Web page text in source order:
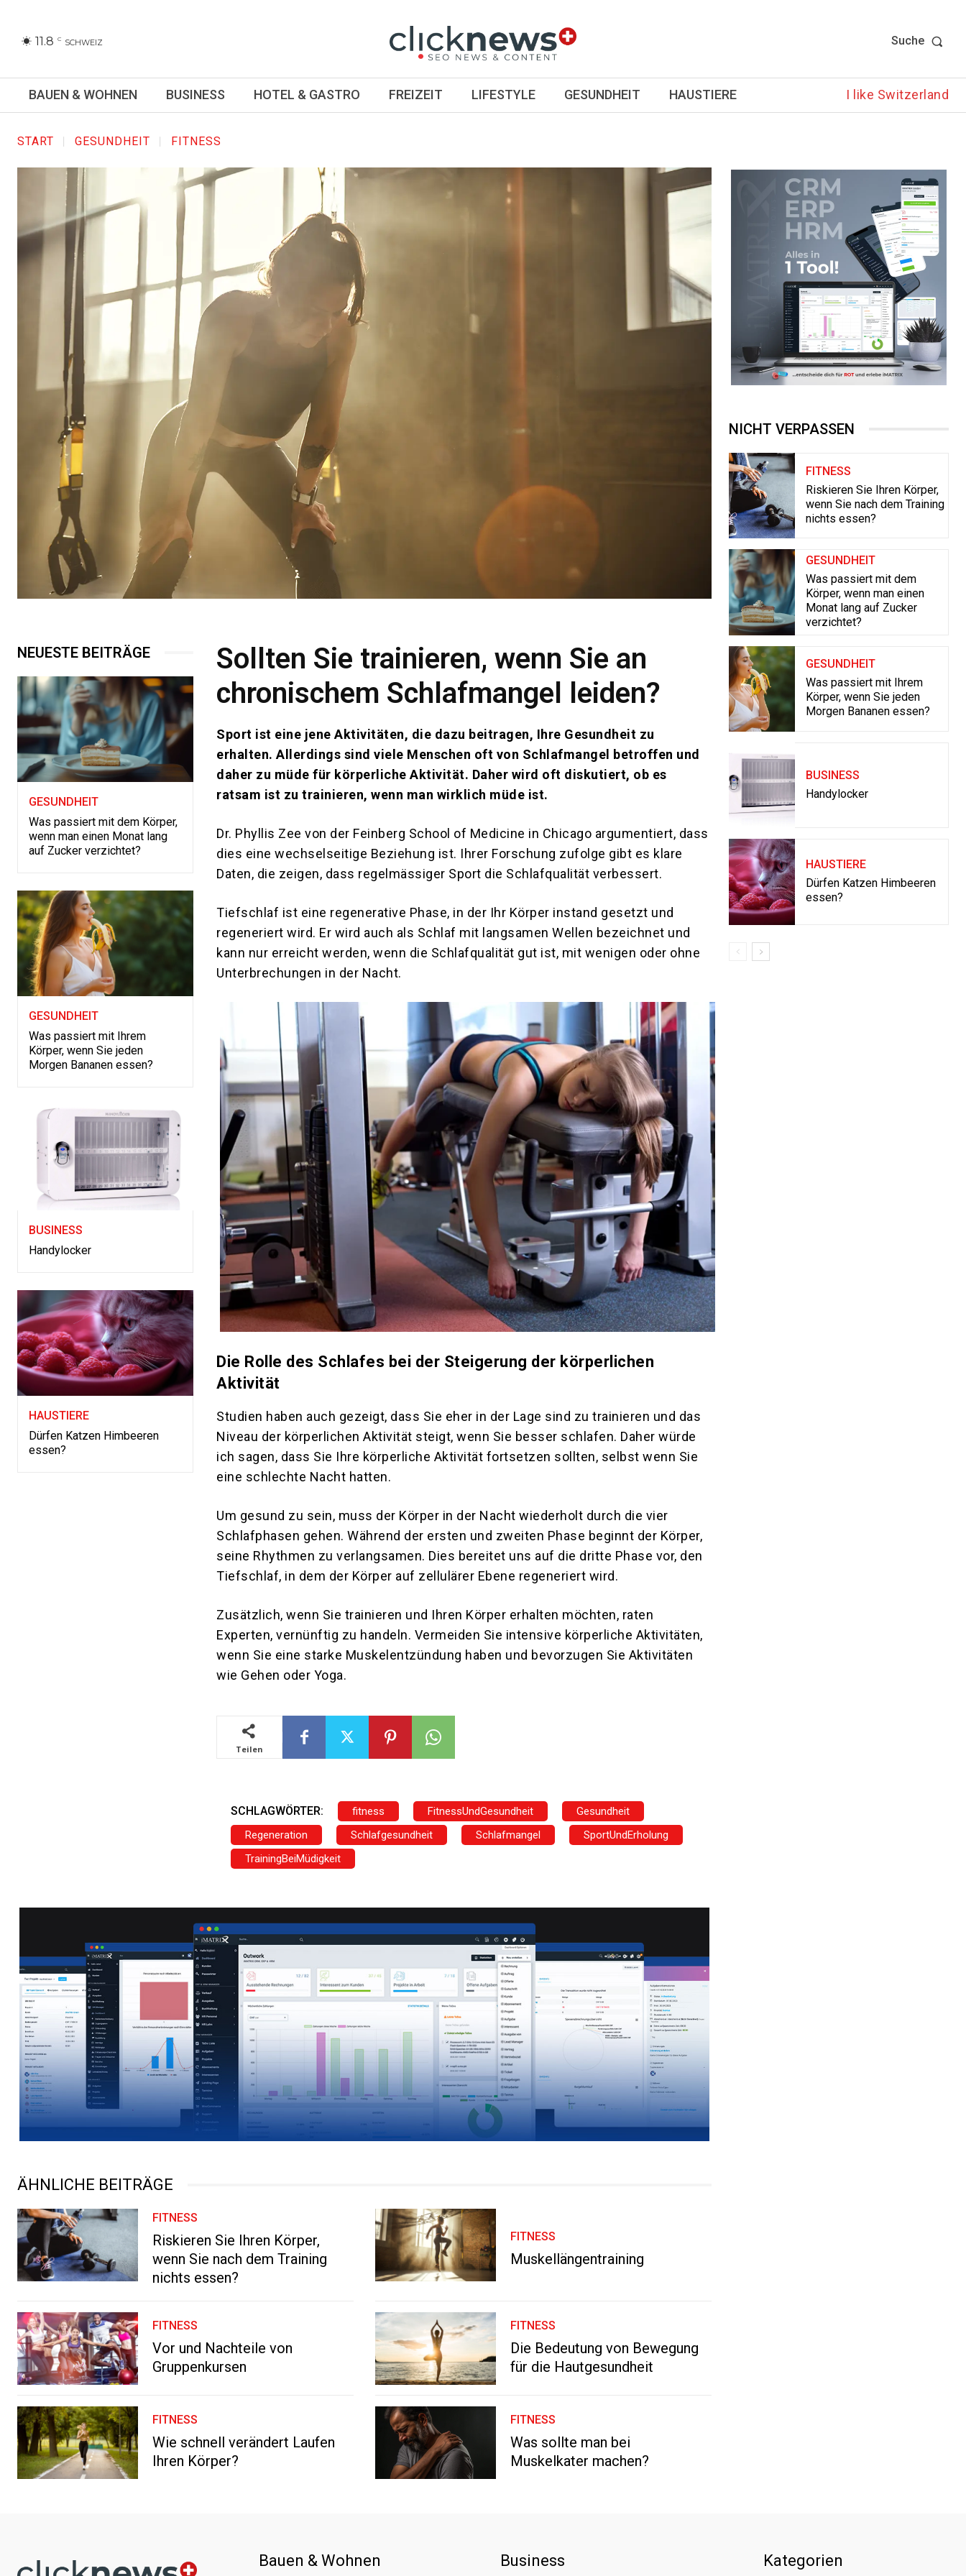
11.8 C SCHWEIZ Suche
BAUEN & WOHNEN BUSINESS HOTEL & GASTRO FREIZEIT LIFESTYLE GESUNDHEIT HAUSTIERE I like Switzerland
START GESUNDHEIT FITNESS
NEUESTE BEITRÄGE
GESUNDHEIT
Was passiert mit dem Körper,
wenn man einen Monat lang
auf Zucker verzichtet?
GESUNDHEIT
Was passiert mit Ihrem
Körper, wenn Sie jeden
Morgen Bananen essen?
BUSINESS
Handylocker
HAUSTIERE
Dürfen Katzen Himbeeren
essen?
Sollten Sie trainieren, wenn Sie an
chronischem Schlafmangel leiden?
Sport ist eine jene Aktivitäten, die dazu beitragen, Ihre Gesundheit zu
erhalten. Allerdings sind viele Menschen oft von Schlafmangel betroffen und
daher zu müde für körperliche Aktivität. Daher wird oft diskutiert, ob es
ratsam ist zu trainieren, wenn man wirklich müde ist.
Dr. Phyllis Zee von der Feinberg School of Medicine in Chicago argumentiert, dass
dies eine wechselseitige Beziehung ist. Ihrer Forschung zufolge gibt es klare
Daten, die zeigen, dass regelmässiger Sport die Schlafqualität verbessert.
Tiefschlaf ist eine regenerative Phase, in der Ihr Körper instand gesetzt und
regeneriert wird. Er wird auch als Schlaf mit langsamen Wellen bezeichnet und
kann nur erreicht werden, wenn die Schlafqualität gut ist, mit wenigen oder ohne
Unterbrechungen in der Nacht.
Die Rolle des Schlafes bei der Steigerung der körperlichen
Aktivität
Studien haben auch gezeigt, dass Sie eher in der Lage sind zu trainieren und das
Niveau der körperlichen Aktivität steigt, wenn Sie besser schlafen. Daher würde
ich sagen, dass Sie Ihre körperliche Aktivität fortsetzen sollten, selbst wenn Sie
eine schlechte Nacht hatten.
Um gesund zu sein, muss der Körper in der Nacht wiederholt durch die vier
Schlafphasen gehen. Während der ersten und zweiten Phase beginnt der Körper,
seine Rhythmen zu verlangsamen. Dies bereitet uns auf die dritte Phase vor, den
Tiefschlaf, in dem der Körper auf zellulärer Ebene regeneriert wird.
Zusätzlich, wenn Sie trainieren und Ihren Körper erhalten möchten, raten
Experten, vernünftig zu handeln. Vermeiden Sie intensive körperliche Aktivitäten,
wenn Sie eine starke Muskelentzündung haben und bevorzugen Sie Aktivitäten
wie Gehen oder Yoga.
Teilen
SCHLAGWÖRTER: fitness FitnessUndGesundheit
Gesundheit
Regeneration
Schlafgesundheit Schlafmangel
SportUndErholung
TrainingBeiMüdigkeit
ÄHNLICHE BEITRÄGE
FITNESS
Riskieren Sie Ihren Körper,
wenn Sie nach dem Training
nichts essen?
FITNESS
Muskellängentraining
FITNESS
Vor und Nachteile von
Gruppenkursen
FITNESS
Die Bedeutung von Bewegung
für die Hautgesundheit
FITNESS
Wie schnell verändert Laufen
Ihren Körper?
FITNESS
Was sollte man bei
Muskelkater machen?
NICHT VERPASSEN
FITNESS
Riskieren Sie Ihren Körper,
wenn Sie nach dem Training
nichts essen?
GESUNDHEIT
Was passiert mit dem
Körper, wenn man einen
Monat lang auf Zucker
verzichtet?
GESUNDHEIT
Was passiert mit Ihrem
Körper, wenn Sie jeden
Morgen Bananen essen?
BUSINESS
Handylocker
HAUSTIERE
Dürfen Katzen Himbeeren
essen?
Bauen & Wohnen Business Kategorien